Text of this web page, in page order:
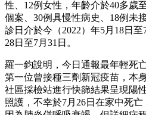
性、12例女性，年齡介於40多歲
個案、30例具慢性病史、18例未
診日介於今（2022）年5月18日
28日至7月31日。
羅一鈞說明，今日通報最年輕死
第一位曾接種三劑新冠疫苗，本
社區採檢站進行快篩結果呈現陽
照護，不幸於7月26日在家中死